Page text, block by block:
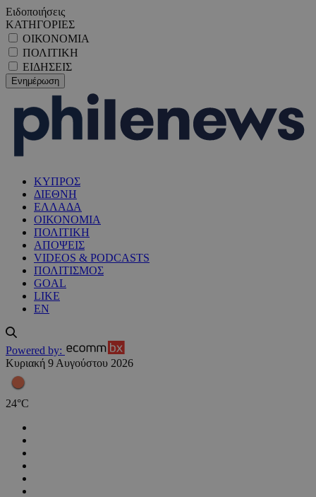
Ειδοποιήσεις
ΚΑΤΗΓΟΡΙΕΣ
ΟΙΚΟΝΟΜΙΑ
ΠΟΛΙΤΙΚΗ
ΕΙΔΗΣΕΙΣ
ΚΥΠΡΟΣ
ΔΙΕΘΝΗ
ΕΛΛΑΔΑ
ΟΙΚΟΝΟΜΙΑ
ΠΟΛΙΤΙΚΗ
ΑΠΟΨΕΙΣ
VIDEOS & PODCASTS
ΠΟΛΙΤΙΣΜΟΣ
GOAL
LIKE
EN
Powered by:
Κυριακή 9 Αυγούστου 2026
24°C